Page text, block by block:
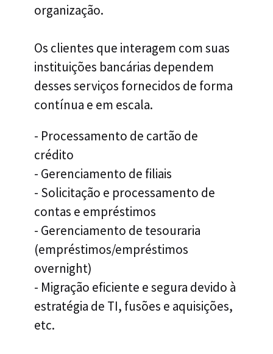
organização.
Os clientes que interagem com suas
instituições bancárias dependem
desses serviços fornecidos de forma
contínua e em escala.
- Processamento de cartão de
crédito
- Gerenciamento de filiais
- Solicitação e processamento de
contas e empréstimos
- Gerenciamento de tesouraria
(empréstimos/empréstimos
overnight)
- Migração eficiente e segura devido à
estratégia de TI, fusões e aquisições,
etc.